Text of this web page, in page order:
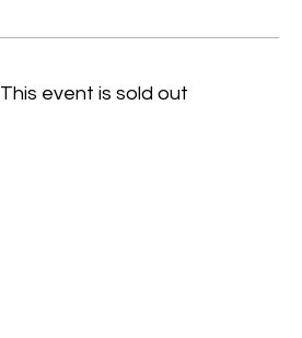
This event is sold out